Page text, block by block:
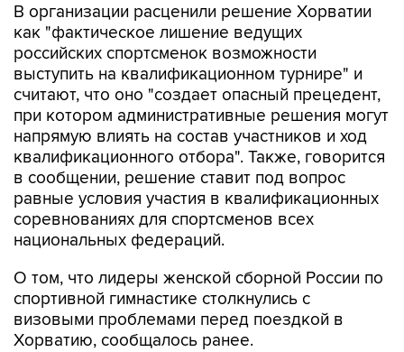
В организации расценили решение Хорватии
как "фактическое лишение ведущих
российских спортсменок возможности
выступить на квалификационном турнире" и
считают, что оно "создает опасный прецедент,
при котором административные решения могут
напрямую влиять на состав участников и ход
квалификационного отбора". Также, говорится
в сообщении, решение ставит под вопрос
равные условия участия в квалификационных
соревнованиях для спортсменов всех
национальных федераций.
О том, что лидеры женской сборной России по
спортивной гимнастике столкнулись с
визовыми проблемами перед поездкой в
Хорватию, сообщалось ранее.